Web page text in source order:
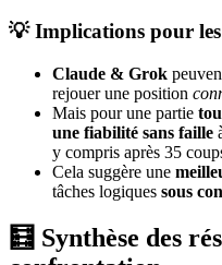
💡 Implications pour
Claude & Grok
rejouer une position
Mais pour une partie
une fiabilité sans faille
y compris après 35
Cela suggère une
tâches logiques sous
🧮 Synthèse des